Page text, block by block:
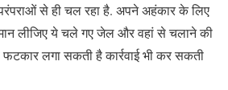
परंपराओं से ही चल रहा है. अपने अहंकार के लिए
मान लीजिए ये चले गए जेल और वहां से चलाने की
फटकार लगा सकती है कार्रवाई भी कर सकती